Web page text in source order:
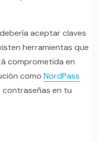
aceptar claves
herramientas que
comprometida en
como NordPass
contraseñas en tu